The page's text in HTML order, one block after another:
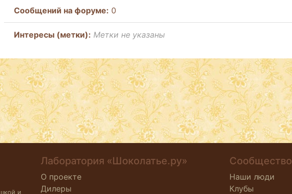
Cообщений на форуме: 0
Интересы (метки): Метки не указаны
и
Лаборатория «Шоколатье.ру»
О проекте
Дилеры
Сообщество
Наши люди
Клубы